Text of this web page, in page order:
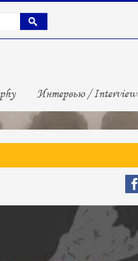
Интервью /